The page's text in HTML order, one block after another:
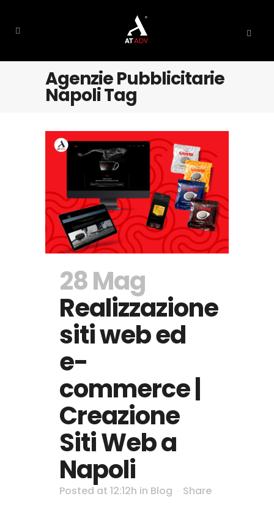
Agenzie Pubblicitarie
Napoli Tag
28 Mag
Realizzazione
siti web ed
e-
commerce |
Creazione
Siti Web a
Napoli
Posted at 12:12h in Blog
Share